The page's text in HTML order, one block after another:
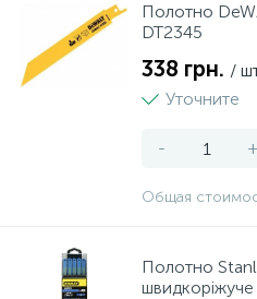
Полотно
DT2345
338 грн. /
Уточните
- +
Общая
Полотно
Термокружки та термоси
Форми для випікання
Френч-преси